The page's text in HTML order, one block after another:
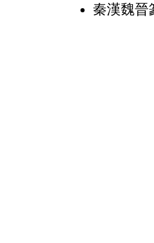
秦漢魏晉